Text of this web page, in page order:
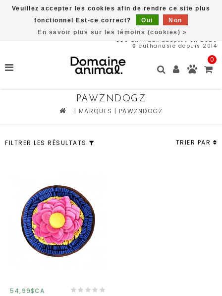
566animaux adoptés en 2026
0 euthanasie depuis 2014
0
PAWZNDOGZ
| MARQUES | PAWZNDOGZ
FILTRER LES RÉSULTATS TRIER PAR
54,99$CA
Veuillez accepter les cookies afin de rendre ce site plus
fonctionnel Est-ce correct?
Oui
Non
En savoir plus sur les témoins (cookies) »
Livraison gratuite à partir de 89$*